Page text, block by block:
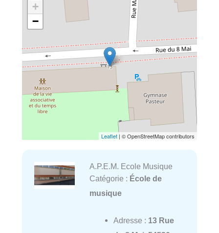
+
−
Leaflet | © OpenStreetMap contributors
A.P.E.M. Ecole Musique
Catégorie : École de
musique
Adresse : 13 Rue